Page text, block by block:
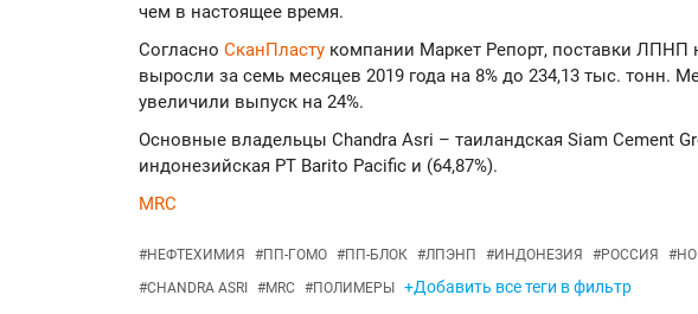
чем в настоящее время.
Согласно СканПласту компании Маркет Репорт, поставки ЛПНП
выросли за семь месяцев 2019 года на 8% до 234,13 тыс. тонн.
увеличили выпуск на 24%.
Основные владельцы Chandra Asri – таиландская Siam Cement
индонезийская PT Barito Pacific и (64,87%).
MRC
#НЕФТЕХИМИЯ #ПП-ГОМО #ПП-БЛОК #ЛПЭНП #ИНДОНЕЗИЯ #РОССИЯ #
#CHANDRA ASRI #MRC #ПОЛИМЕРЫ +Добавить все теги в фильтр